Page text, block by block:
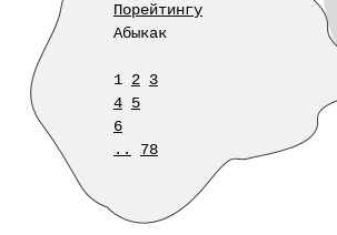
Порейтингу
Абыкак
1 2 3
4 5
6
..
78